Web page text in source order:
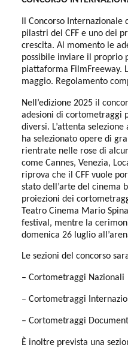
Il Concorso
pilastri del CFF e uno dei
crescita. Al momento le
possibile inviare il proprio
piattaforma FilmFreeway.
maggio. Regolamento
Nell’edizione 2025 il
adesioni di cortometraggi
diversi. L’attenta
ha selezionato opere di
rientrate nelle rose di
come Cannes, Venezia,
riprova che il CFF vuole
stato dell’arte del cinema
proiezioni dei
Teatro Cinema Mario
festival, mentre la
domenica 26 luglio
Le sezioni del concorso
– Cortometraggi Nazionali
– Cortometraggi
– Cortometraggi
È inoltre prevista una